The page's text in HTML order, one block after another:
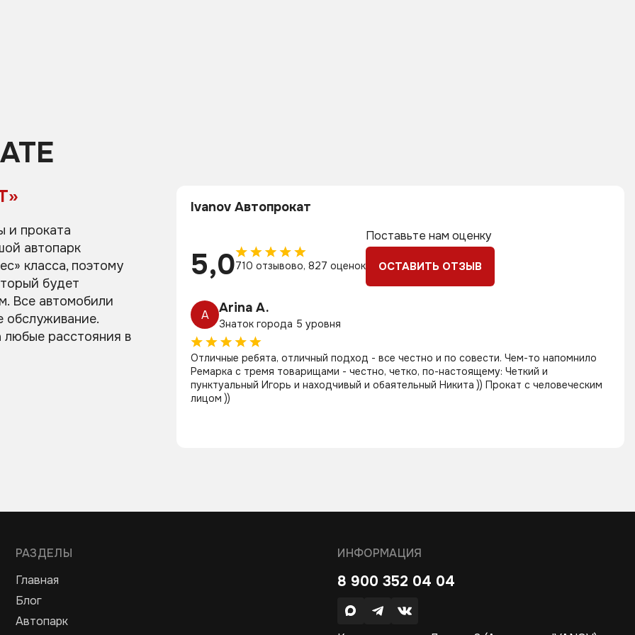
и проката
автопарк
класса, поэтому
будет
Все автомобили
обслуживание.
любые расстояния в
Ivanov Автопрокат
5,0710 отзывово, 827 оценок
Поставьте нам оценку
ОСТАВИТЬ ОТЗЫВ
A Arina A.
Знаток города 5 уровня
Отличные ребята, отличный подход - все честно и по совести. Чем-то напомнило
Ремарка с тремя товарищами - честно, четко, по-настоящему: Четкий и
пунктуальный Игорь и находчивый и обаятельный Никита )) Прокат с человеческим
лицом ))
РАЗДЕЛЫ
Главная
Блог
Автопарк
ИНФОРМАЦИЯ
8 900 352 04 04